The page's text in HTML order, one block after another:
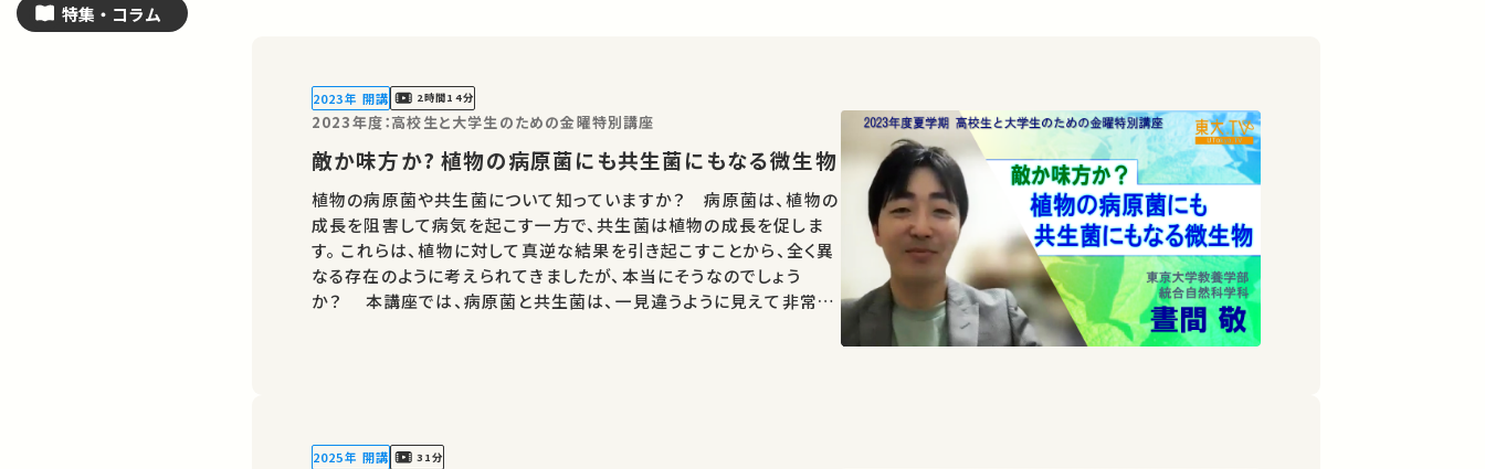
特集・ コラム
2023年 開講 2時間14分
2023年度：高校生と大学生のための金曜特別講座
敵か味方か? 植物の病原菌にも共生菌にもなる微生物
植物の病原菌や共生菌について知っていますか？ 病原菌は、植物の
成長を阻害して病気を起こす一方で、共生菌は植物の成長を促しま
す。 これらは、植物に対して真逆な結果を引き起こすことから、全く異
なる存在のように考えられてきましたが、本当にそうなのでしょう
か？ 本講座では、病原菌と共生菌は、一見違うように見えて非常に
2025年 開講 31分